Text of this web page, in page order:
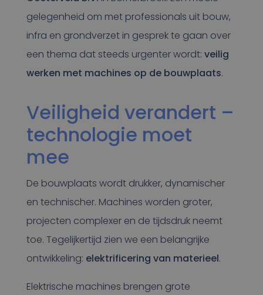
gelegenheid om met professionals uit bouw,
infra en grondverzet in gesprek te gaan over
een thema dat steeds urgenter wordt: veilig
werken met machines op de bouwplaats.
Veiligheid verandert –
technologie moet
mee
De bouwplaats wordt drukker, dynamischer
en technischer. Machines worden groter,
projecten complexer en de tijdsdruk neemt
toe. Tegelijkertijd zien we een belangrijke
ontwikkeling: elektrificering van materieel.
Elektrische machines brengen grote